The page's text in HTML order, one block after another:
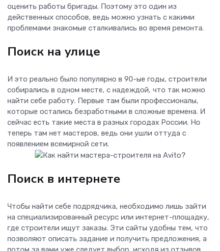
оценить работы бригады. Поэтому это один из
действенных способов, ведь можно узнать с какими
проблемами знакомые сталкивались во время ремонта.
Поиск на улице
И это реально было популярно в 90-ые годы, строители
собирались в одном месте, с надеждой, что так можно
найти себе работу. Первые там были профессионалы,
которые остались безработными в сложные времена. И
сейчас есть такие места в разных городах России. Но
теперь там нет мастеров, ведь они ушли оттуда с
появлением всемирной сети.
Поиск в интернете
Чтобы найти себе подрядчика, необходимо лишь зайти
на специализированный ресурс или интернет-площадку,
где строители ищут заказы. Эти сайты удобны тем, что
позволяют описать задание и получить предложения, а